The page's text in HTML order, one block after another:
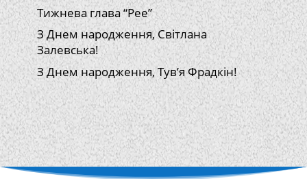
Тижнева глава “Рее”
З Днем народження, Світлана
Залевська!
З Днем народження, Тув’я Фрадкін!